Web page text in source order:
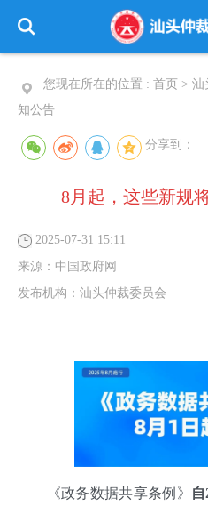
您现在所在的位置 : 首页 > 汕
知公告
分享到：
8月起，这些新规
2025-07-31 15:11
来源： 中国政府网
发布机构： 汕头仲裁委员会
《政务数据共享条例》